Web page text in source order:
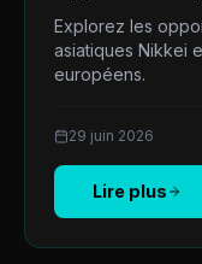
Explorez les
asiatiques Nikkei
européens.
29 juin 2026
Lire plus